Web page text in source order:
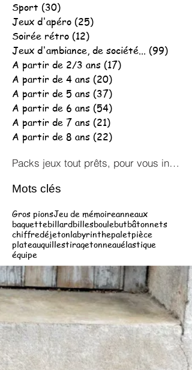
Sport (30)
Jeux d'apéro (25)
Soirée rétro (12)
Jeux d'ambiance, de société... (99)
A partir de 2/3 ans (17)
A partir de 4 ans (20)
A partir de 5 ans (37)
A partir de 6 ans (54)
A partir de 7 ans (21)
A partir de 8 ans (22)
Packs jeux tout prêts, pour vous inspirer !
Mots clés
Gros pionsJeu de mémoireanneaux
baguettebillardbillesboulebutbâtonnets
chiffredéjetonlabyrinthepaletpièce
plateauquillestiragetonneauélastique
équipe